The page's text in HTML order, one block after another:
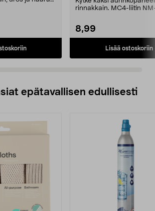
rinnakkain. MC4-liitin
8,99
Lisää ostoskoriin
epätavallisen edullisesti